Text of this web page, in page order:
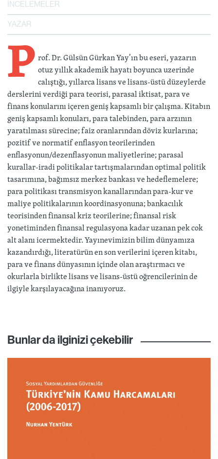
İNCELEMELER
YAZAR
Prof. Dr. Gülsün Gürkan Yay’ın bu eseri, yazarın
otuz yıllık akademik hayatı boyunca uzerinde
calıştığı, yıllarca lisans ve lisans-üstü düzeylerde
derslerini verdiği para teorisi, parasal iktisat, para ve
finans konularını içeren geniş kapsamlı bir çalışma. Kitabın
geniş kapsamlı konuları, para talebinden, para arzının
yaratılması sürecine; faiz oranlarından döviz kurlarına;
pozitif ve normatif enflasyon teorilerinden
enflasyonun/dezenflasyonun maliyetlerine; parasal
kurallar-iradi politikalar tartışmalarından optimal politik
tasarımına, bağımsız merkez bankası ve hedeflemelere;
para politikası transmisyon kanallarından para-kur ve
maliye politikalarının koordinasyonuna; bankacılık
teorisinden finansal kriz teorilerine; finansal risk
yonetiminden finansal regulasyona kadar uzanan pek cok
alt alanı icermektedir. Yayınevimizin bilim dünyamıza
kazandırdığı, literatürün en son verilerini içeren kitabı,
para ve finans dünyasının içinde olan araştırmacı ve
okurlarla birlikte lisans ve lisans-üstü oğrencilerinin de
ilgiyle karşılayacağına inanıyoruz.
Bunlar da ilginizi çekebilir